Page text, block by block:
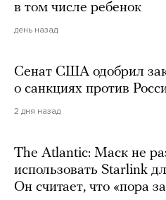
в том числе ребенок
день назад
Сенат США одобрил
о санкциях против
2 дня назад
The Atlantic: Маск не
использовать Starlink
Он считает, что «пора